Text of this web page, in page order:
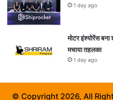
1 day ago
मोटर इंश्योरेंस
मचाया तहलका
1 day ago
© Copyright 2026, All